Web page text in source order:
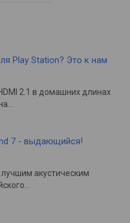
Play Station? Это к нам
2.1 в домашних длинах
7 - выдающийся!
акустическим